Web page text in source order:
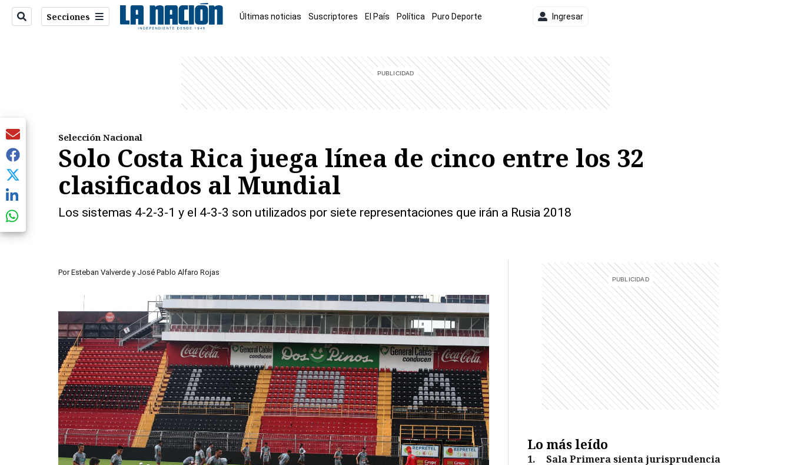
Secciones Últimas noticias Suscriptores El País Política Puro Deporte Ingresar
Selección Nacional
Solo Costa Rica juega línea de cinco entre los 32
clasificados al Mundial
Los sistemas 4-2-3-1 y el 4-3-3 son utilizados por siete representaciones que irán a Rusia 2018
Por Esteban Valverde y José Pablo Alfaro Rojas
Lo más leído
1.
Sala Primera sienta jurisprudencia